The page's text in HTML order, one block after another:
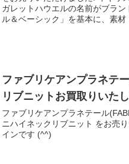
ガレットハウエルの名前がブラ
ル＆ベーシック」を基本に、素材
ファブリケアンプラネテ
リブニットお買取りいた
ファブリケアンプラネテール
ニハイネックリブニット をお売
インです (^^)